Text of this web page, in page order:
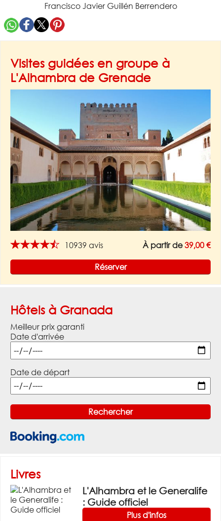
Francisco Javier Guillén Berrendero
Visites guidées en groupe à
L'Alhambra de Grenade
★★★★★ 10939 avis À partir de39,00 €
Réserver
Hôtels à Granada
Meilleur prix garanti
Date d'arrivée
Date de départ
Livres
L'Alhambra et le Generalife
: Guide officiel
Plus d'infos